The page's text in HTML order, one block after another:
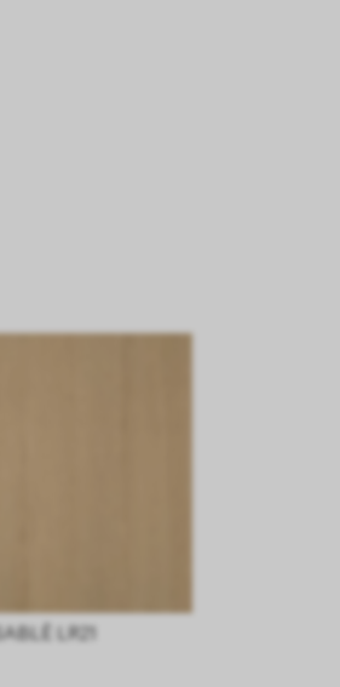
SABLÈ LR21